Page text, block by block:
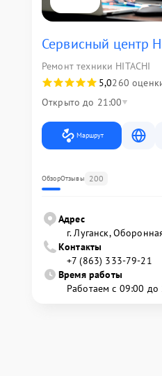
Сервисный центр
Ремонт техники HITACHI
5,0260
Открыто до 21:00
Маршрут
ОбзорОтзывы 200
Адрес
г. Луганск,
Контакты
+7 (863) 333-79-21
Время работы
Работаем с 09:00 до